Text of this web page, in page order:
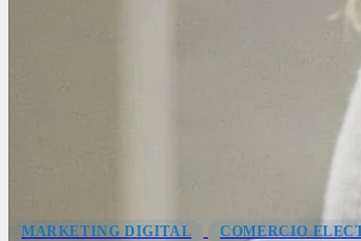
MARKETING DIGITAL COMERCIO